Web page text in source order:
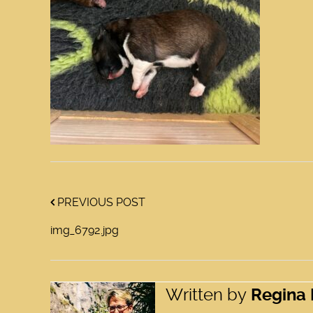
PREVIOUS POST
img_6792.jpg
Written by Regina